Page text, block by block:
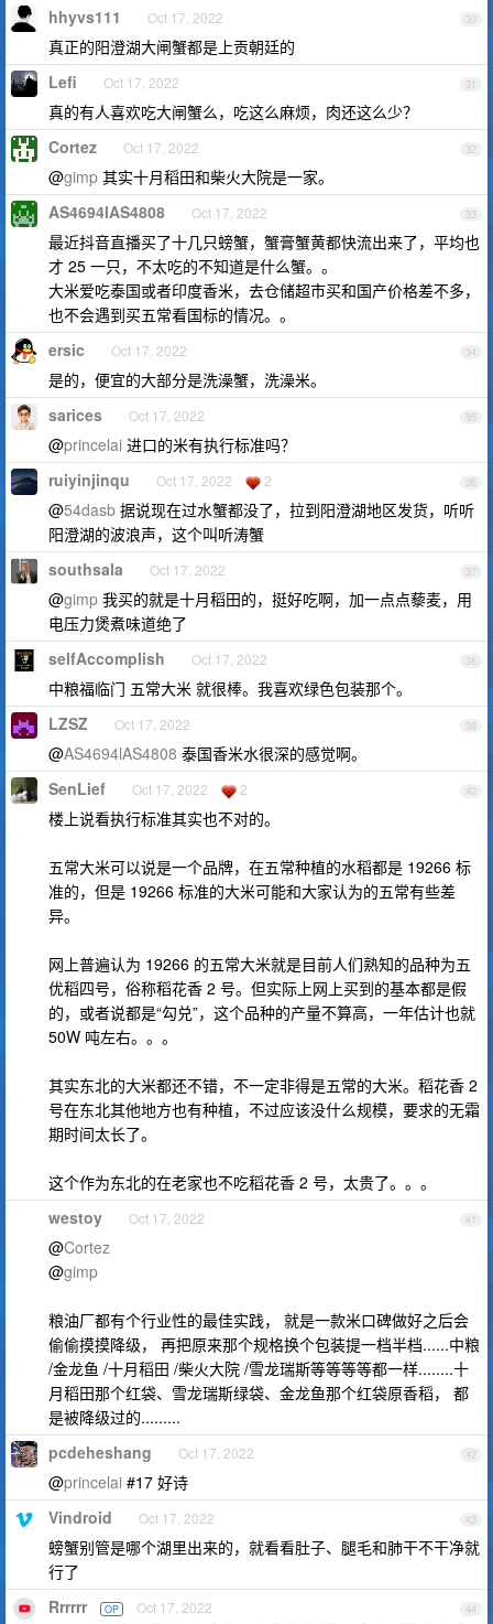
30
hhyvs111 Oct 17, 2022
真正的阳澄湖大闸蟹都是上贡朝廷的
31
Lefi Oct 17, 2022
真的有人喜欢吃大闸蟹么，吃这么麻烦，肉还这么少？
32
Cortez Oct 17, 2022
@gimp 其实十月稻田和柴火大院是一家。
33
AS4694lAS4808 Oct 17, 2022
最近抖音直播买了十几只螃蟹，蟹膏蟹黄都快流出来了，平均也
才 25 一只，不太吃的不知道是什么蟹。。
大米爱吃泰国或者印度香米，去仓储超市买和国产价格差不多，
也不会遇到买五常看国标的情况。。
34
ersic Oct 17, 2022
是的，便宜的大部分是洗澡蟹，洗澡米。
35
sarices Oct 17, 2022
@princelai 进口的米有执行标准吗？
36
ruiyinjinqu Oct 17, 2022 2
@54dasb 据说现在过水蟹都没了，拉到阳澄湖地区发货，听听
阳澄湖的波浪声，这个叫听涛蟹
37
southsala Oct 17, 2022
@gimp 我买的就是十月稻田的，挺好吃啊，加一点点藜麦，用
电压力煲煮味道绝了
38
selfAccomplish Oct 17, 2022
中粮福临门 五常大米 就很棒。我喜欢绿色包装那个。
39
LZSZ Oct 17, 2022
@AS4694lAS4808 泰国香米水很深的感觉啊。
40
SenLief Oct 17, 2022 2
楼上说看执行标准其实也不对的。
五常大米可以说是一个品牌，在五常种植的水稻都是 19266 标
准的，但是 19266 标准的大米可能和大家认为的五常有些差
异。
网上普遍认为 19266 的五常大米就是目前人们熟知的品种为五
优稻四号，俗称稻花香 2 号。但实际上网上买到的基本都是假
的，或者说都是“勾兑”，这个品种的产量不算高，一年估计也就
50W 吨左右。。。
其实东北的大米都还不错，不一定非得是五常的大米。稻花香 2
号在东北其他地方也有种植，不过应该没什么规模，要求的无霜
期时间太长了。
这个作为东北的在老家也不吃稻花香 2 号，太贵了。。。
41
westoy Oct 17, 2022
@Cortez
@gimp
粮油厂都有个行业性的最佳实践， 就是一款米口碑做好之后会
偷偷摸摸降级， 再把原来那个规格换个包装提一档半档......中粮
/金龙鱼 /十月稻田 /柴火大院 /雪龙瑞斯等等等等都一样........十
月稻田那个红袋、雪龙瑞斯绿袋、金龙鱼那个红袋原香稻， 都
是被降级过的.........
42
pcdeheshang Oct 17, 2022
@princelai #17 好诗
43
Vindroid Oct 17, 2022
螃蟹别管是哪个湖里出来的，就看看肚子、腿毛和肺干不干净就
行了
44
Rrrrrr OP Oct 17, 2022